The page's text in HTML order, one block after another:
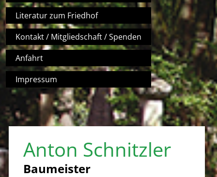
Literatur zum Friedhof
Kontakt / Mitgliedschaft / Spenden
Anfahrt
Impressum
Anton Schnitzler
Baumeister